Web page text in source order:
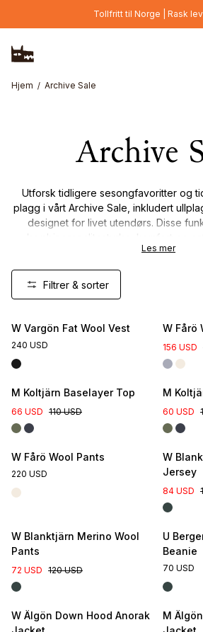
Hopp til hovedinnholdTollfritt til Norge | Rask
Hjem Archive Sale
Archive
Utforsk tidligere sesongfavoritter og
plagg i vårt Archive Sale, inkludert
designet for livet utendørs. Disse
kombinerer slitestyrke, komfort og
reduserte priser – men kun så lenge
borte, er de borte.
Les mer
Filtrer & sorter
W Vargön Fat Wool Vest
240 USD
W Fårö
156 USD
M Koltjärn Baselayer Top
66 USD 110 USD
M
60 USD
W Fårö Wool Pants
220 USD
W
Jersey
84 USD
W Blanktjärn Merino Wool
Pants
72 USD 120 USD
U
Beanie
70 USD
W Älgön Down Hood Anorak
M